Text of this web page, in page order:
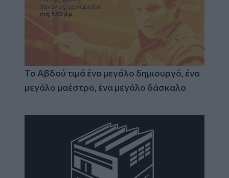
Το Αβδού τιμά ένα μεγάλο δημιουργό, ένα
μεγάλο μαέστρο, ένα μεγάλο δάσκαλο